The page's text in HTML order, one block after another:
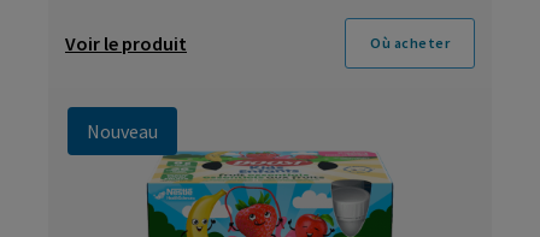
Voir le produit Où acheter
Nouveau